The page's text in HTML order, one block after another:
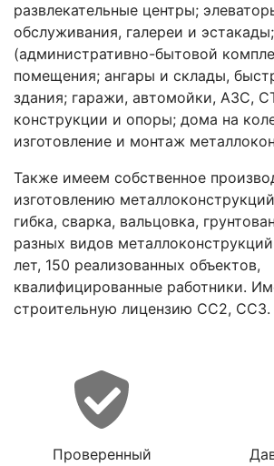
развлекательные центры;
обслуживания, галереи и
(административно-бытовой
помещения; ангары и склады,
здания; гаражи, автомойки, АЗС,
конструкции и опоры; дома на
изготовление и монтаж
Также имеем собственное
изготовлению
гибка, сварка, вальцовка,
разных видов
лет, 150 реализованных объектов,
квалифицированные работники.
строительную лицензию СС2, СС3.
Проверенный